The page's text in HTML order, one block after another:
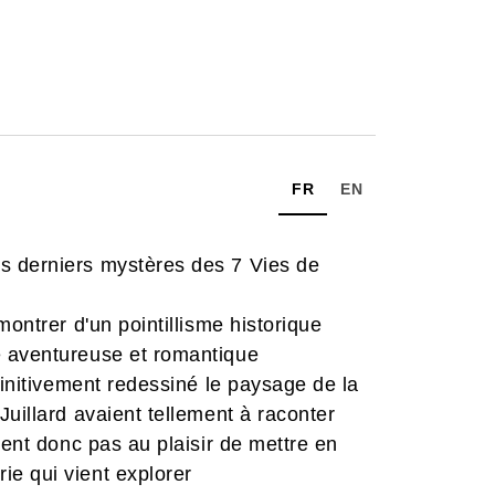
FR EN
derniers mystères des 7 Vies de
d'un pointillisme historique
et romantique
redessiné le paysage de la
avaient tellement à raconter
donc pas au plaisir de mettre en
qui vient explorer